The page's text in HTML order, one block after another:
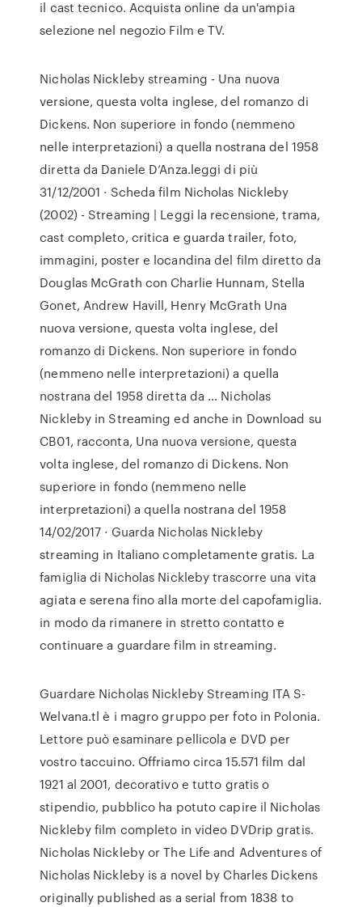
il cast tecnico. Acquista online da un'ampia
selezione nel negozio Film e TV.
Nicholas Nickleby streaming - Una nuova
versione, questa volta inglese, del romanzo di
Dickens. Non superiore in fondo (nemmeno
nelle interpretazioni) a quella nostrana del 1958
diretta da Daniele D’Anza.leggi di più
31/12/2001 · Scheda film Nicholas Nickleby
(2002) - Streaming | Leggi la recensione, trama,
cast completo, critica e guarda trailer, foto,
immagini, poster e locandina del film diretto da
Douglas McGrath con Charlie Hunnam, Stella
Gonet, Andrew Havill, Henry McGrath Una
nuova versione, questa volta inglese, del
romanzo di Dickens. Non superiore in fondo
(nemmeno nelle interpretazioni) a quella
nostrana del 1958 diretta da … Nicholas
Nickleby in Streaming ed anche in Download su
CB01, racconta, Una nuova versione, questa
volta inglese, del romanzo di Dickens. Non
superiore in fondo (nemmeno nelle
interpretazioni) a quella nostrana del 1958
14/02/2017 · Guarda Nicholas Nickleby
streaming in Italiano completamente gratis. La
famiglia di Nicholas Nickleby trascorre una vita
agiata e serena fino alla morte del capofamiglia.
in modo da rimanere in stretto contatto e
continuare a guardare film in streaming.
Guardare Nicholas Nickleby Streaming ITA S-
Welvana.tl è i magro gruppo per foto in Polonia.
Lettore può esaminare pellicola e DVD per
vostro taccuino. Offriamo circa 15.571 film dal
1921 al 2001, decorativo e tutto gratis o
stipendio, pubblico ha potuto capire il Nicholas
Nickleby film completo in video DVDrip gratis.
Nicholas Nickleby or The Life and Adventures of
Nicholas Nickleby is a novel by Charles Dickens
originally published as a serial from 1838 to